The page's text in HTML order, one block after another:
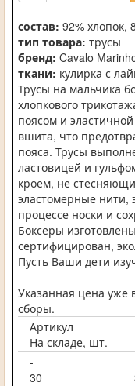
состав: 92% хлопок,
тип товара: трусы
бренд: Cavalo
ткани: кулирка с
Трусы на мальчика
хлопкового
поясом и
вшита, что
пояса. Трусы
ластовицей и
кроем, не
эластомерные нити,
процессе носки и
Боксеры
сертифицирован,
Пусть Ваши дети
Указанная цена уже
сборы.
Артикул
На складе, шт.
-
30